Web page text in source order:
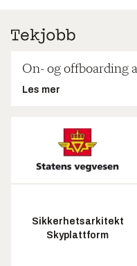
On- og offboarding
Les mer
Sikkerhetsarkitekt
Skyplattform